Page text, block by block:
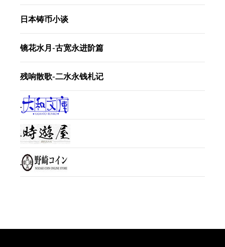
日本铸币小谈
镜花水月-古宽永进阶篇
残响散歌-二水永钱札记
.
.
.